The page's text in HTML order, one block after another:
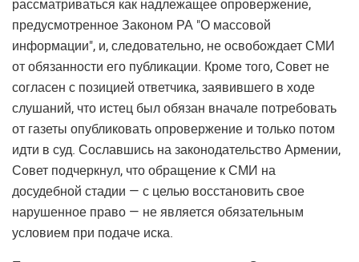
рассматриваться как надлежащее опровержение,
предусмотренное Законом РА "О массовой
информации", и, следовательно, не освобождает СМИ
от обязанности его публикации. Кроме того, Совет не
согласен с позицией ответчика, заявившего в ходе
слушаний, что истец был обязан вначале потребовать
от газеты опубликовать опровержение и только потом
идти в суд. Сославшись на законодательство Армении,
Совет подчеркнул, что обращение к СМИ на
досудебной стадии — с целью восстановить свое
нарушенное право — не является обязательным
условием при подаче иска.